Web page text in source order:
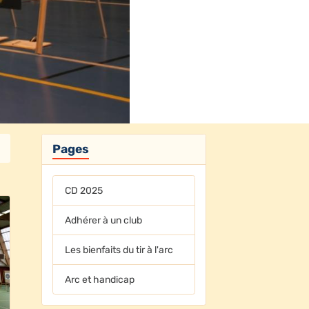
Pages
CD 2025
Adhérer à un club
Les bienfaits du tir à l'arc
Arc et handicap